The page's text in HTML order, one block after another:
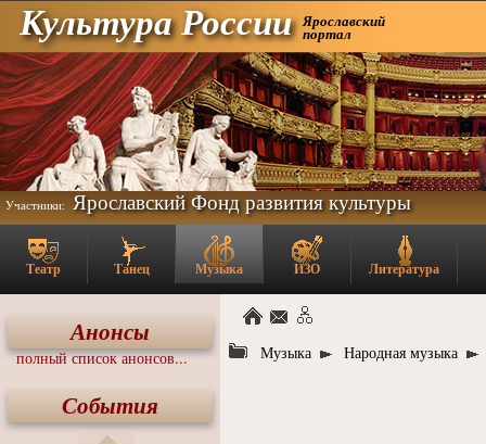
Культура России Ярославский
портал
Участники: Ярославский Фонд развития культуры
Театр Танец Музыка ИЗО Литература
Анонсы
полный список анонсов...
События
Музыка Народная музыка